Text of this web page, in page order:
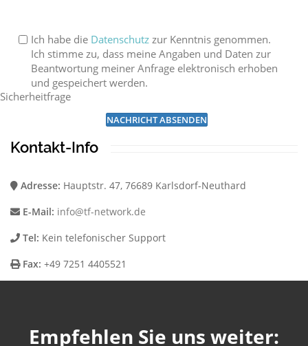
Ich habe die Datenschutz zur Kenntnis genommen.
Ich stimme zu, dass meine Angaben und Daten zur
Beantwortung meiner Anfrage elektronisch erhoben
und gespeichert werden.
Sicherheitfrage
NACHRICHT ABSENDEN
Kontakt-Info
Adresse: Hauptstr. 47, 76689 Karlsdorf-Neuthard
E-Mail: info@tf-network.de
Tel: Kein telefonischer Support
Fax: +49 7251 4405521
Empfehlen Sie uns weiter: